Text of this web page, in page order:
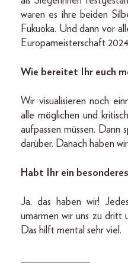
waren es ihre beiden
Fukuoka. Und dann vor
Europameisterschaft
Wie bereitet Ihr euch
Wir visualisieren noch
alle möglichen und
aufpassen müssen. Dann
darüber. Danach haben
Habt Ihr ein
Ja, das haben wir!
umarmen wir uns zu dritt
Das hilft mental sehr viel.
_____________